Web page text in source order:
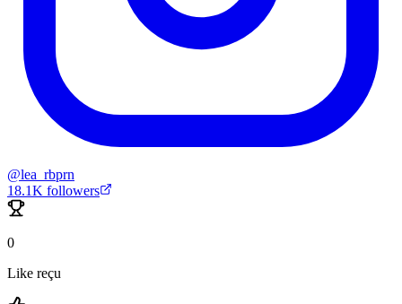
@lea_rbprn
18.1K followers
0
Like reçu